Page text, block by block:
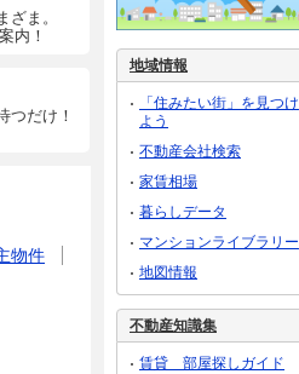
ま。
内！
つだけ！
物件
地域情報
「住みたい街」を見つけ
よう
不動産会社検索
家賃相場
暮らしデータ
マンションライブラリー
地図情報
不動産知識集
賃貸 部屋探しガイド